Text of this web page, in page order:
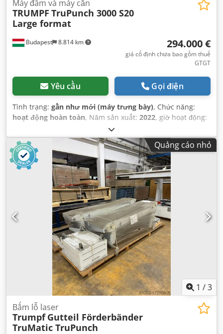
Budapest 8.814 km
Máy đấm và máy cắn
TRUMPF TruPunch 3000 S20
Large format
294.000 €
giá cố định chưa bao gồm thuế
GTGT
Yêu cầu Gọi điện
Tình trạng: gần như mới (máy trưng bày), Chức năng:
hoạt động hoàn toàn, Năm sản xuất: 2022, giờ hoạt động:
Quảng cáo nhỏ
1 /3
Bấm lỗ laser
Trumpf Gutteil Förderbänder
TruMatic TruPunch